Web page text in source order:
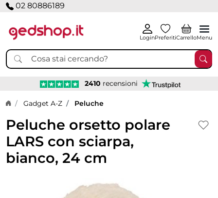
02 80886189
LoginPreferitiCarrelloMenu
2410 recensioni
Home page
Gadget A-Z Peluche
Peluche orsetto polare
LARS con sciarpa,
bianco, 24 cm